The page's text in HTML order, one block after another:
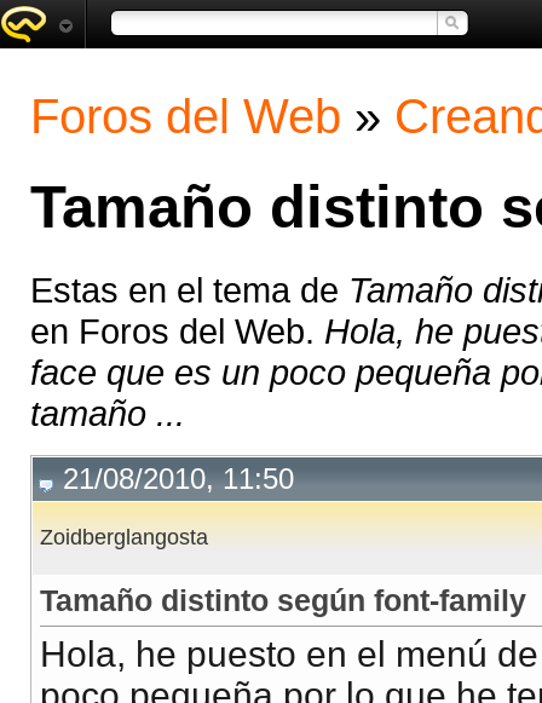
Foros del Web »
Tamaño distinto
Estas en el tema de Tamaño
en Foros del Web. Hola, he
face que es un poco pequeña
tamaño ...
21/08/2010, 11:50
Zoidberglangosta
Tamaño distinto según font-family
Hola, he puesto en el menú